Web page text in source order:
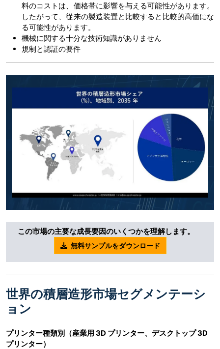
料のコストは、価格帯に影響を与える可能性があります。
したがって、従来の製造装置と比較すると比較的高価にな
る可能性があります。
機械に関する十分な技術知識がありません
規制と認証の要件
この市場の主要な成長要因のいくつかを理解します。
無料サンプルをダウンロード
世界の積層造形市場セグメンテーシ
ョン
プリンター種類別（産業用 3D プリンター、デスクトップ 3D
プリンター）